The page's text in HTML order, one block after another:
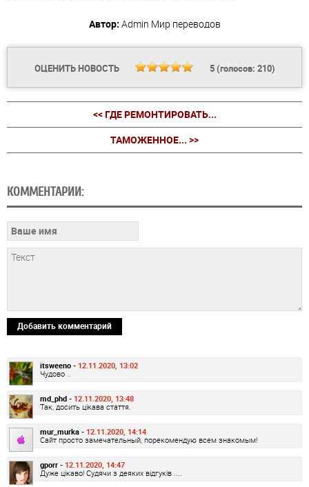
Автор: Admin Мир переводов
ОЦЕНИТЬ НОВОСТЬ 5(голосов: 210)
<< ГДЕ РЕМОНТИРОВАТЬ...
ТАМОЖЕННОЕ... >>
КОММЕНТАРИИ:
Добавить комментарий
itsweeno - 12.11.2020, 13:02
Чудово ..
md_phd - 12.11.2020, 13:48
Так, досить цікава стаття.
mur_murka - 12.11.2020, 14:14
Сайт просто замечательный, порекомендую всем знакомым!
gporr - 12.11.2020, 14:47
Дуже цікаво! Судячи з деяких відгуків ....